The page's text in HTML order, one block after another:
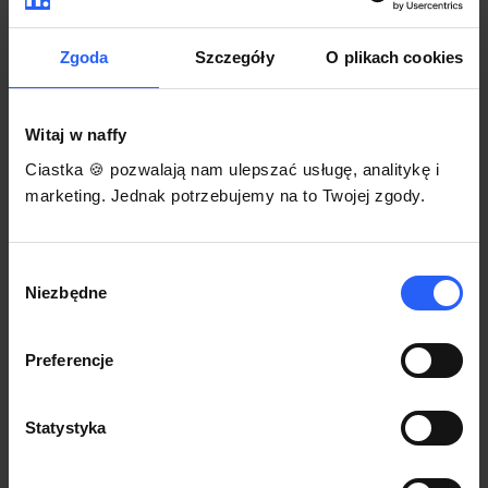
Zgoda Szczegóły O plikach cookies
Witaj w naffy
Ciastka 🍪 pozwalają nam ulepszać usługę, analitykę i
marketing. Jednak potrzebujemy na to Twojej zgody.
zgody
Niezbędne
Preferencje
Statystyka
Korzystaj na dowolnym urządzeniu z
przeglądarką Chrome
Włącz czasową promocję
3
Każdy produkt w naffy ma swój indywidualny link.
gdzie się nim podzielisz z odbiorcami.